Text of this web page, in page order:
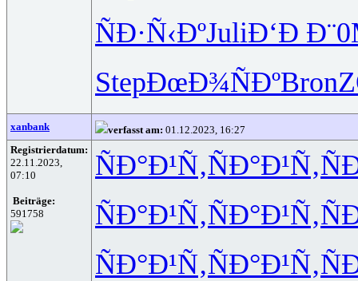
ÑÐ·Ñ‹ÐºJuliÐ‘Ð Ð¨0
StepÐœÐ¾ÑÐºBron
xanbank verfasst am: 01.12.2023, 16:27
Registrierdatum:
22.11.2023,
07:10
Beiträge:
591758
ÑÐ°Ð¹Ñ‚ÑÐ°Ð¹Ñ‚
ÑÐ°Ð¹Ñ‚ÑÐ°Ð¹Ñ‚
ÑÐ°Ð¹Ñ‚ÑÐ°Ð¹Ñ‚